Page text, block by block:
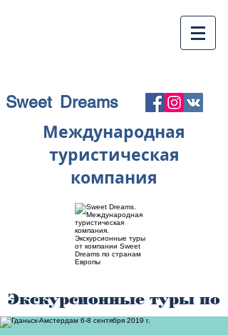
Sweet Dreams
Международная
туристическая
компания
Экскурсионные туры по
странам Европы